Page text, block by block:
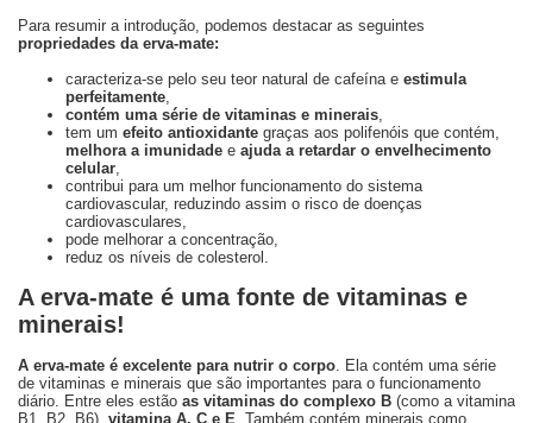
Para resumir a introdução, podemos destacar as seguintes
propriedades da erva-mate:
caracteriza-se pelo seu teor natural de cafeína e estimula
perfeitamente
contém uma série de vitaminas e minerais
tem um efeito antioxidante graças aos polifenóis que contém,
melhora a imunidade e ajuda a retardar o envelhecimento
celular
contribui para um melhor funcionamento do sistema
cardiovascular, reduzindo assim o risco de doenças
cardiovasculares,
pode melhorar a concentração,
reduz os níveis de colesterol.
A erva-mate é uma fonte de vitaminas e
minerais!
A erva-mate é excelente para nutrir o corpo . Ela contém uma série
de vitaminas e minerais que são importantes para o funcionamento
diário. Entre eles estão as vitaminas do complexo B (como a vitamina
B1, B2, B6), vitamina A, C e E . Também contém minerais como